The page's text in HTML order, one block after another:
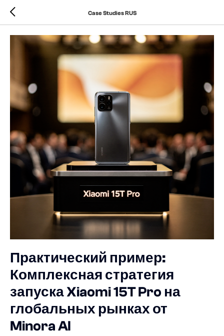
Case Studies RUS
Практический пример:
Комплексная стратегия
запуска Xiaomi 15T Pro на
глобальных рынках от
Minora AI